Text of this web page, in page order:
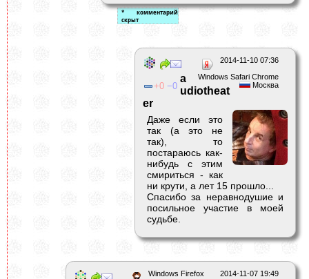
2014-11-10 07:36
Windows Safari Chrome
Москва
0 0
a
udiotheat
er
Даже если это
так (а это не
так), то
постараюсь как-
нибудь с этим
смириться - как
ни крути, а лет 15 прошло...
Спасибо за неравнодушие и
посильное участие в моей
судьбе.
2014-11-07 19:49
Windows Firefox